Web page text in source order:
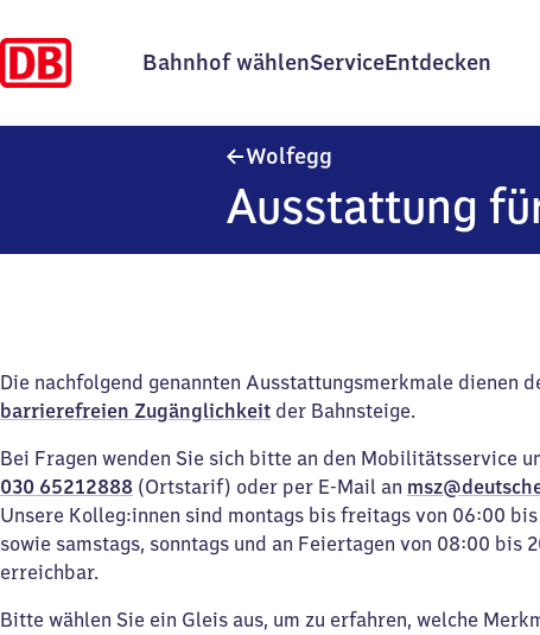
Bahnhof wählenServiceEntdecken
Wolfegg
Ausstattung
Die nachfolgend genannten Ausstattungsmerkmale dienen
barrierefreien Zugänglichkeit der Bahnsteige.
Bei Fragen wenden Sie sich bitte an den Mobilitätsservice
030 65212888 (Ortstarif) oder per E-Mail an
Unsere Kolleg:innen sind montags bis freitags von 06:00
sowie samstags, sonntags und an Feiertagen von 08:00 bis
erreichbar.
Bitte wählen Sie ein Gleis aus, um zu erfahren, welche